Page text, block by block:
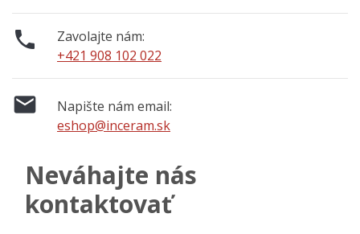

Zavolajte nám:
+421 908 102 022

Napište nám email:
eshop@inceram.sk
Neváhajte nás
kontaktovať